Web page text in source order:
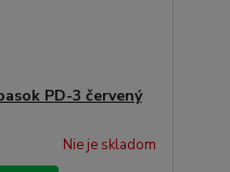
PD-3 červený
Nie je skladom